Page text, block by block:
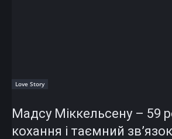
Love Story
Мадсу Міккельсену – 59
кохання і таємний